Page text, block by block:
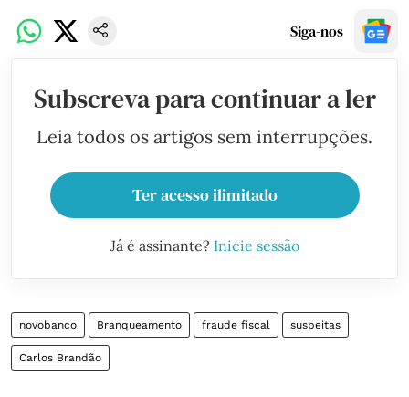
Siga-nos
Subscreva para continuar a ler
Leia todos os artigos sem interrupções.
Ter acesso ilimitado
Já é assinante? Inicie sessão
novobanco Branqueamento fraude fiscal suspeitas
Carlos Brandão